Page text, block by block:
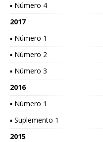
▪ Número 4
2017
▪ Número 1
▪ Número 2
▪ Número 3
2016
▪ Número 1
▪ Suplemento 1
2015